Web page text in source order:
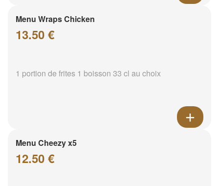
Menu Wraps Chicken
13.50 €
1 portion de frites 1 boisson 33 cl au choix
Menu Cheezy x5
12.50 €